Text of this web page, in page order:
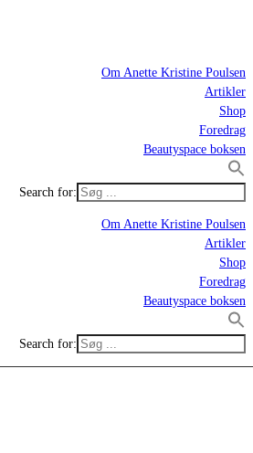
Om Anette Kristine Poulsen
Artikler
Shop
Foredrag
Beautyspace boksen
Search for:
Om Anette Kristine Poulsen
Artikler
Shop
Foredrag
Beautyspace boksen
Search for: